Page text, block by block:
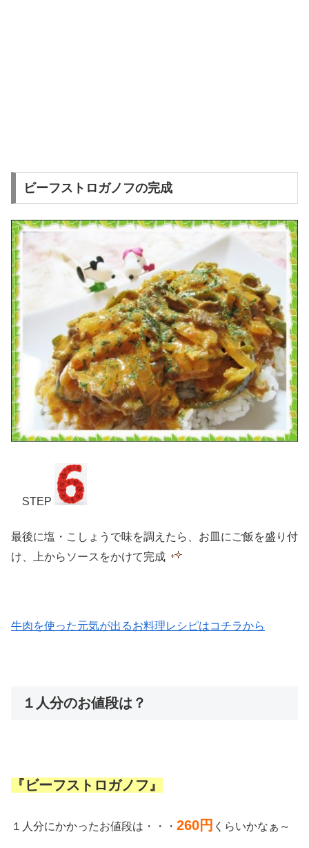
ビーフストロガノフの完成
STEP
最後に塩・こしょうで味を調えたら、お皿にご飯を盛り付
け、上からソースをかけて完成
牛肉を使った元気が出るお料理レシピはコチラから
１人分のお値段は？
『ビーフストロガノフ』
１人分にかかったお値段は・・・ 260円 くらいかなぁ～